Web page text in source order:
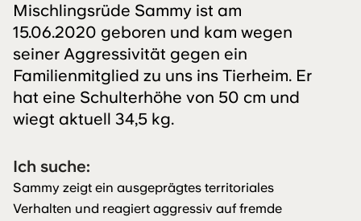
Mischlingsrüde Sammy ist am
15.06.2020 geboren und kam wegen
seiner Aggressivität gegen ein
Familienmitglied zu uns ins Tierheim. Er
hat eine Schulterhöhe von 50 cm und
wiegt aktuell 34,5 kg.
Ich suche:
Sammy zeigt ein ausgeprägtes territoriales
Verhalten und reagiert aggressiv auf fremde